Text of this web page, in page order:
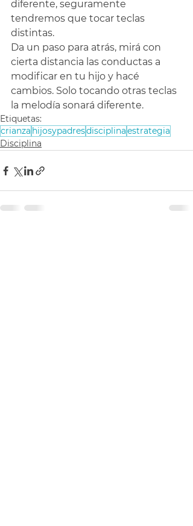
diferente, seguramente
tendremos que tocar teclas
distintas.
Da un paso para atrás, mirá con
cierta distancia las conductas a
modificar en tu hijo y hacé
cambios. Solo tocando otras teclas
la melodía sonará diferente.
Etiquetas:
crianza hijosypadresdisciplinaestrategia
Disciplina